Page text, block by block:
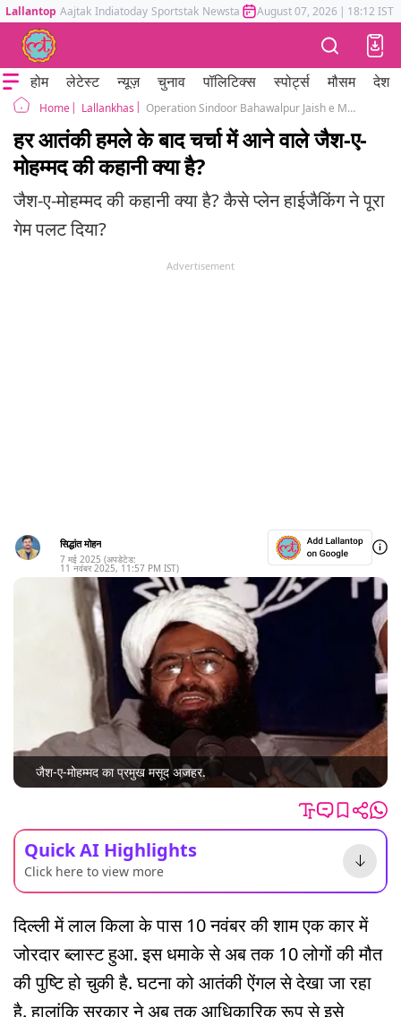
Lallantop Aajtak Indiatoday Sportstak Newstak Mumbai Tak Astrotak
August 07, 2026 | 18:12 IST
होम लेटेस्ट न्यूज़ चुनाव पॉलिटिक्स स्पोर्ट्स मौसम देश
Home Lallankhas Operation Sindoor Bahawalpur Jaish e Mohammad Masood azhar Pakistan India LOC attack video ceasefire violation
हर आतंकी हमले के बाद चर्चा में आने वाले जैश-ए-
मोहम्मद की कहानी क्या है?
जैश-ए-मोहम्मद की कहानी क्या है? कैसे प्लेन हाईजैकिंग ने पूरा
गेम पलट दिया?
Advertisement
सिद्धांत मोहन
7 मई 2025 (अपडेटेड:
11 नवंबर 2025, 11:57 PM IST)
जैश-ए-मोहम्मद का प्रमुख मसूद अजहर.
Quick AI Highlights
Click here to view more
दिल्ली में लाल किला के पास 10 नवंबर की शाम एक कार में
जोरदार ब्लास्ट हुआ. इस धमाके से अब तक 10 लोगों की मौत
की पुष्टि हो चुकी है. घटना को आतंकी ऐंगल से देखा जा रहा
है. हालांकि सरकार ने अब तक आधिकारिक रूप से इसे